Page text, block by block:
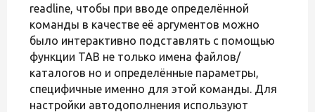
readline, чтобы при вводе определённой
команды в качестве её аргументов можно
было интерактивно подставлять с помощью
функции TAB не только имена файлов/
каталогов но и определённые параметры,
специфичные именно для этой команды. Для
настройки автодополнения используют